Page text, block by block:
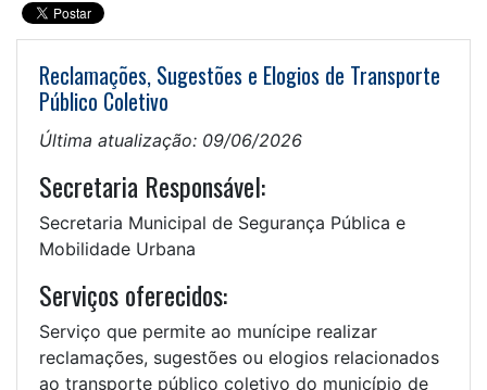
Reclamações, Sugestões e Elogios de Transporte
Público Coletivo
Última atualização: 09/06/2026
Secretaria Responsável:
Secretaria Municipal de Segurança Pública e
Mobilidade Urbana
Serviços oferecidos:
Serviço que permite ao munícipe realizar
reclamações, sugestões ou elogios relacionados
ao transporte público coletivo do município de